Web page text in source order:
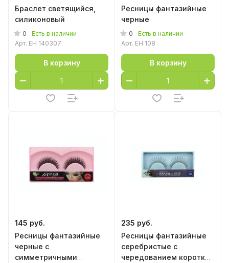
Браслет светящийся,
силиконовый
0
Есть в наличии
Арт. EH 140307
В корзину
Ресницы фантазийные
черные
0
Есть в наличии
Арт. EH 108
В корзину
145 руб.
Ресницы фантазийные
черные с
симметричными
235 руб.
Ресницы фантазийные
серебристые с
чередованием коротких